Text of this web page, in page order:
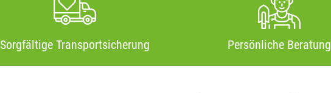
Sorgfältige Transportsicherung Persönliche Beratung